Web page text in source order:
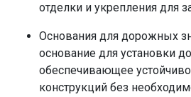
отделки и укрепления для
Основания для дорожных
основание для установки
обеспечивающее
конструкций без